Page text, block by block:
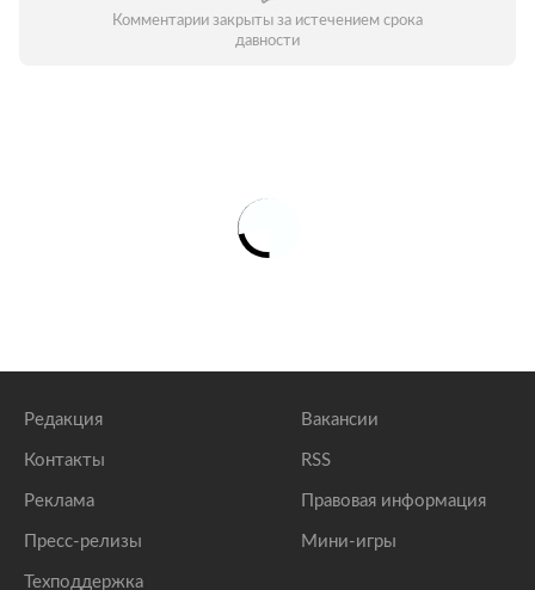
Комментарии закрыты за истечением срока
давности
Редакция
Контакты
Реклама
Пресс-релизы
Техподдержка
Вакансии
RSS
Правовая информация
Мини-игры